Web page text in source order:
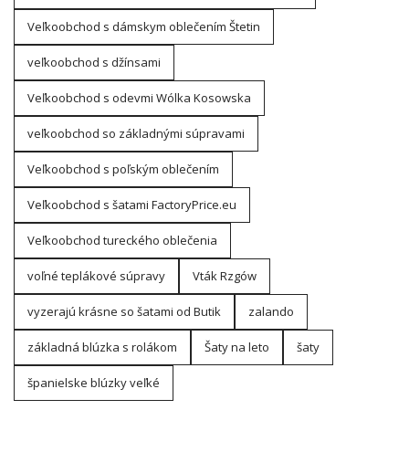
Veľkoobchod s dámskym oblečením Štetin
veľkoobchod s džínsami
Veľkoobchod s odevmi Wólka Kosowska
veľkoobchod so základnými súpravami
Veľkoobchod s poľským oblečením
Veľkoobchod s šatami FactoryPrice.eu
Veľkoobchod tureckého oblečenia
voľné teplákové súpravy Vták Rzgów
vyzerajú krásne so šatami od Butik zalando
základná blúzka s rolákom Šaty na leto šaty
španielske blúzky veľké